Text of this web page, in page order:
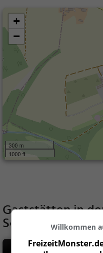
+
−
300 m
1000 ft
Gaststätten in
Schnappskeller
Willkommen